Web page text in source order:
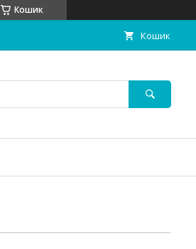
Кошик
Кошик